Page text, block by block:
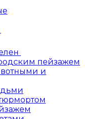
пейзажем
и